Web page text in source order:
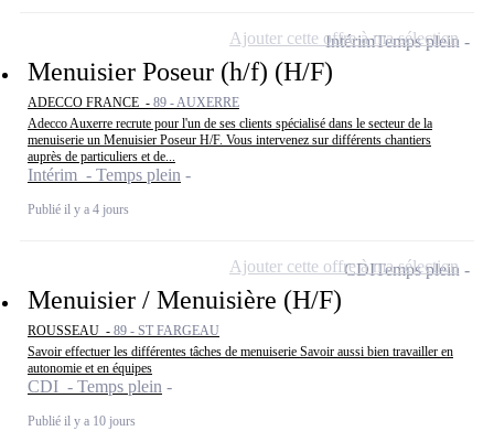
Menuisier Poseur (h/f) (H/F)
ADECCO FRANCE - 89 - AUXERRE
Adecco Auxerre recrute pour l'un de ses clients spécialisé dans le secteur de la
menuiserie un Menuisier Poseur H/F. Vous intervenez sur différents chantiers
auprès de particuliers et de...
Intérim - Temps plein
Publié il y a 4 jours
IntérimTemps plein
Ajouter cette offre à ma sélection
Menuisier / Menuisière (H/F)
ROUSSEAU - 89 - ST FARGEAU
Savoir effectuer les différentes tâches de menuiserie Savoir aussi bien travailler en
autonomie et en équipes
CDI - Temps plein
Publié il y a 10 jours
CDITemps plein
Ajouter cette offre à ma sélection